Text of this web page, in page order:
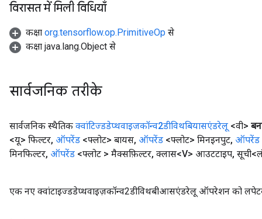
विरासत में मिली विधियाँ
कक्षा org.tensorflow.op.PrimitiveOp से
कक्षा java.lang.Object से
सार्वजनिक तरीके
सार्वजनिक स्थैतिक क्वांटिज्डडेप्थवाइजकॉन्व2डीविथबियासएंडरेलू <वी>
<यू> फिल्टर, ऑपरेंड <फ्लोट> बायस, ऑपरेंड <फ्लोट> मिनइनपुट, ऑपरेंड
मिनफिल्टर, ऑपरेंड <फ्लोट > मैक्सफ़िल्टर, क्लास<V> आउटटाइप,
एक नए क्वांटाइज्डडेप्थवाइज़कॉन्व2डीविथबीआसएंडरेलू ऑपरेशन को